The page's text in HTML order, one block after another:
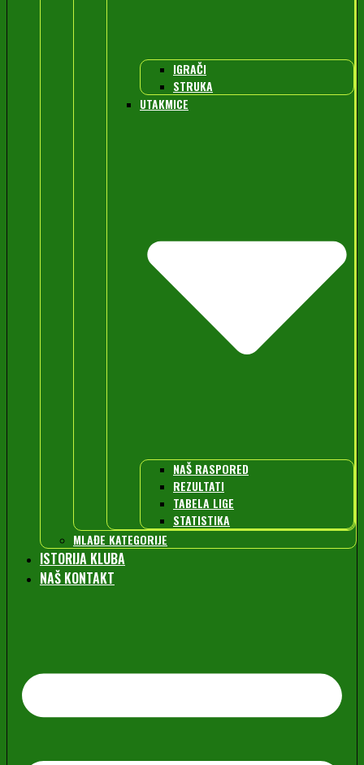
IGRAČI
STRUKA
UTAKMICE
NAŠ RASPORED
REZULTATI
TABELA LIGE
STATISTIKA
MLAĐE KATEGORIJE
ISTORIJA KLUBA
NAŠ KONTAKT